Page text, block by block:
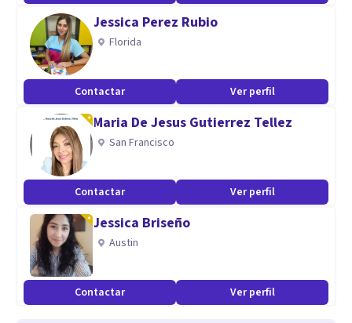
Jessica Perez Rubio
Florida
Contactar Ver perfil
Maria De Jesus Gutierrez Tellez
San Francisco
Contactar Ver perfil
Jessica Briseño
Austin
Contactar Ver perfil